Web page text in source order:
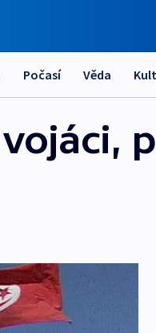
Počasí Věda